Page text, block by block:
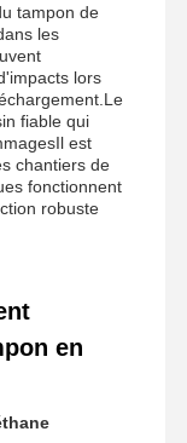
tampon de
les
lors
fiable qui
est
chantiers de
fonctionnent
robuste
en